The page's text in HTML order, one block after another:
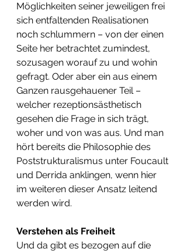
Möglichkeiten seiner jeweiligen frei
sich entfaltenden Realisationen
noch schlummern – von der einen
Seite her betrachtet zumindest,
sozusagen worauf zu und wohin
gefragt. Oder aber ein aus einem
Ganzen rausgehauener Teil –
welcher rezeptionsästhetisch
gesehen die Frage in sich trägt,
woher und von was aus. Und man
hört bereits die Philosophie des
Poststrukturalismus unter Foucault
und Derrida anklingen, wenn hier
im weiteren dieser Ansatz leitend
werden wird.
Verstehen als Freiheit
Und da gibt es bezogen auf die